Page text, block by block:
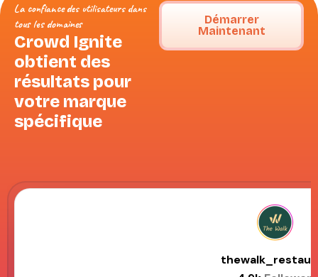
La confiance des utilisateurs dans
tous les domaines
Crowd Ignite
obtient des
résultats pour
votre marque
spécifique
Démarrer
Maintenant